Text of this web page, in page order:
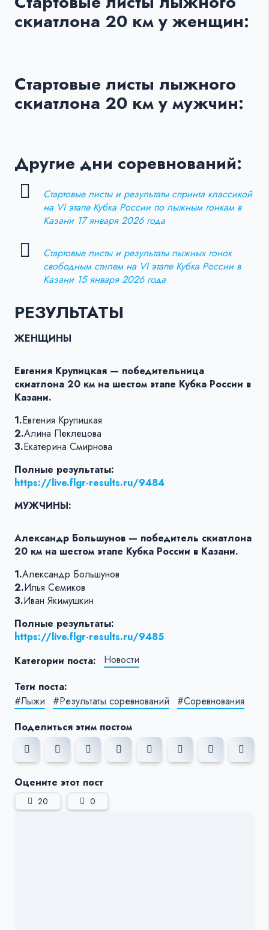
скиатлона 20 км у женщин:
Стартовые листы лыжного
скиатлона 20 км у мужчин:
Другие дни соревнований:
Стартовые листы и результаты спринта классикой
на VI этапе Кубка России по лыжным гонкам в
Казани 17 января 2026 года
Стартовые листы и результаты лыжных гонок
свободным стилем на VI этапе Кубка России в
Казани 15 января 2026 года
РЕЗУЛЬТАТЫ
ЖЕНЩИНЫ
Евгения Крупицкая — победительница
скиатлона 20 км на шестом этапе Кубка России в
Казани.
1.Евгения Крупицкая
2.Алина Пеклецова
3.Екатерина Смирнова
Полные результаты:
https://live.flgr-results.ru/9484
МУЖЧИНЫ:
Александр Большунов — победитель скиатлона
20 км на шестом этапе Кубка России в Казани.
1.Александр Большунов
2.Илья Семиков
3.Иван Якимушкин
Полные результаты:
https://live.flgr-results.ru/9485
Категории поста:
Новости
Теги поста:
#Лыжи
#Результаты соревнований
#Соревнования
Поделиться этим постом
Оцените этот пост
20 0